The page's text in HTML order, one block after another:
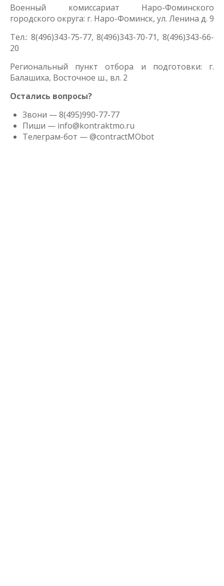
Военный комиссариат Наро-Фоминского
городского округа: г. Наро-Фоминск, ул. Ленина д. 9
Тел.: 8(496)343-75-77, 8(496)343-70-71, 8(496)343-66-
20
Региональный пункт отбора и подготовки: г.
Балашиха, Восточное ш., вл. 2
Остались вопросы?
Звони — 8(495)990-77-77
Пиши — info@kontraktmo.ru
Телеграм-бот — @contractMObot